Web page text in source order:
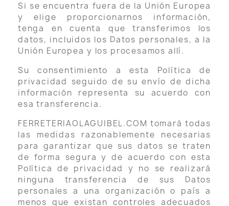
Si se encuentra fuera de la Unión Europea
y elige proporcionarnos información,
tenga en cuenta que transferimos los
datos, incluidos los Datos personales, a la
Unión Europea y los procesamos allí.
Su consentimiento a esta Política de
privacidad seguido de su envío de dicha
información representa su acuerdo con
esa transferencia.
FERRETERIAOLAGUIBEL.COM tomará todas
las medidas razonablemente necesarias
para garantizar que sus datos se traten
de forma segura y de acuerdo con esta
Política de privacidad y no se realizará
ninguna transferencia de sus Datos
personales a una organización o país a
menos que existan controles adecuados